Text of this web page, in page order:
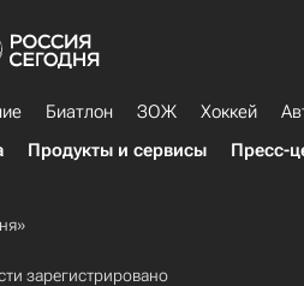
Биатлон ЗОЖ Хоккей
Продукты и сервисы Пресс-
зарегистрировано